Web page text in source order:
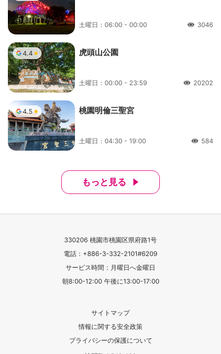
土曜日：06:00 - 00:00 人氣3046
4.4 虎頭山公園
土曜日：00:00 - 23:59 人氣20202
4.5 桃園明倫三聖宮
土曜日：04:30 - 19:00 人氣584
もっと見る
330206 桃園市桃園区県府路1号
電話：+886-3-332-2101#6209
サービス時間：月曜日へ金曜日
朝8:00-12:00 午後に13:00-17:00
サイトマップ
情報に関する安全政策
プライバシーの保護について